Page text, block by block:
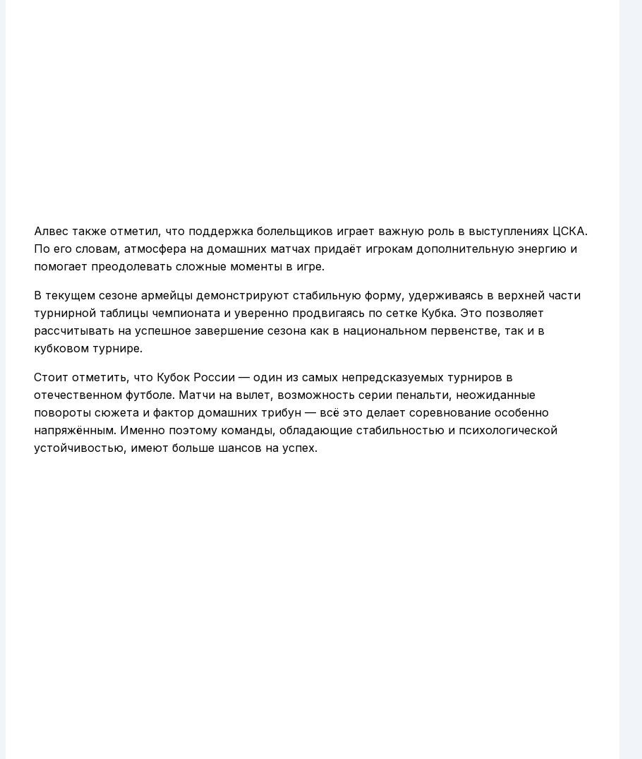
Алвес также отметил, что поддержка болельщиков играет важную роль в выступлениях ЦСКА.
По его словам, атмосфера на домашних матчах придаёт игрокам дополнительную энергию и
помогает преодолевать сложные моменты в игре.
В текущем сезоне армейцы демонстрируют стабильную форму, удерживаясь в верхней части
турнирной таблицы чемпионата и уверенно продвигаясь по сетке Кубка. Это позволяет
рассчитывать на успешное завершение сезона как в национальном первенстве, так и в
кубковом турнире.
Стоит отметить, что Кубок России — один из самых непредсказуемых турниров в
отечественном футболе. Матчи на вылет, возможность серии пенальти, неожиданные
повороты сюжета и фактор домашних трибун — всё это делает соревнование особенно
напряжённым. Именно поэтому команды, обладающие стабильностью и психологической
устойчивостью, имеют больше шансов на успех.